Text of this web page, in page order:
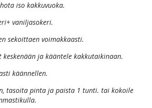
iso kakkuvuoka.
vaniljasokeri.
sekoittaen voimakkaasti.
keskenään ja kääntele kakkutaikinaan.
käännellen.
tasoita pinta ja paista 1 tunti. tai kokoile